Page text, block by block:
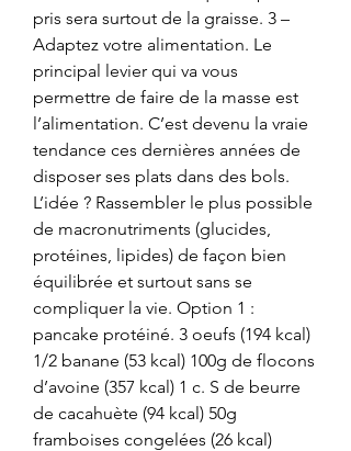
pris sera surtout de la graisse. 3 –
Adaptez votre alimentation. Le
principal levier qui va vous
permettre de faire de la masse est
l’alimentation. C’est devenu la vraie
tendance ces dernières années de
disposer ses plats dans des bols.
L’idée ? Rassembler le plus possible
de macronutriments (glucides,
protéines, lipides) de façon bien
équilibrée et surtout sans se
compliquer la vie. Option 1 :
pancake protéiné. 3 oeufs (194 kcal)
1/2 banane (53 kcal) 100g de flocons
d’avoine (357 kcal) 1 c. S de beurre
de cacahuète (94 kcal) 50g
framboises congelées (26 kcal)